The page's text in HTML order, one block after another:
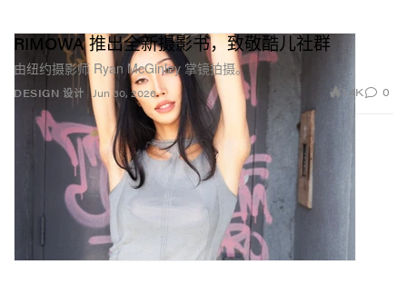
DESIGN 设计
RIMOWA 推出全新摄影书，致敬酷儿社群
由纽约摄影师 Ryan McGinley 掌镜拍摄。
Jun 30, 2026 1.4K 0